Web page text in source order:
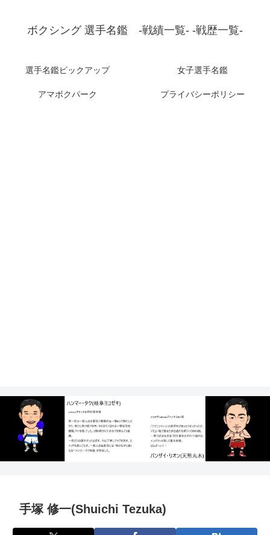
ボクシング 選手名鑑 -戦績一覧- -戦歴一覧-
選手名鑑ピックアップ 女子選手名鑑
アマボクパーク プライバシーポリシー
手塚 修一(Shuichi Tezuka)